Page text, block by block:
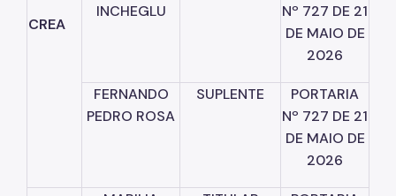
CREA
INCHEGLU
Nº 727 DE 21
DE MAIO DE
2026
FERNANDO
PEDRO ROSA
SUPLENTE
PORTARIA
Nº 727 DE 21
DE MAIO DE
2026